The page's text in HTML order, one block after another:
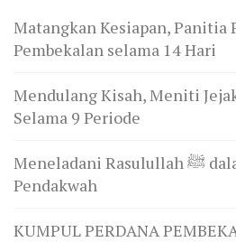
Matangkan Kesiapan, Panitia
Pembekalan selama 14 Hari
Mendulang Kisah, Meniti
Selama 9 Periode
Meneladani Rasulullah ﷺ dalam Mengutus Para
Pendakwah
KUMPUL PERDANA